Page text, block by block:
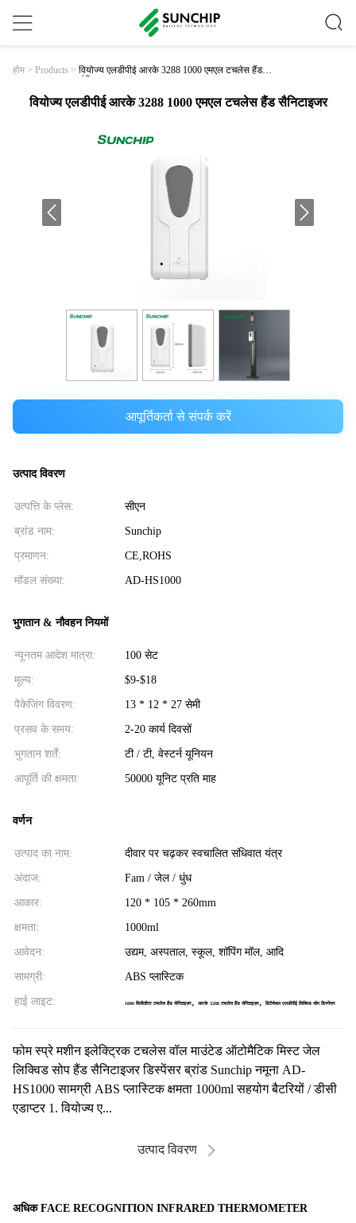
होम > Products > वियोज्य एलडीपीई आरके 3288 1000 एमएल टचलेस हैंड
सैनिटाइजर
वियोज्य एलडीपीई आरके 3288 1000 एमएल टचलेस हैंड सैनिटाइजर
आपूर्तिकर्ता से संपर्क करें
उत्पाद विवरण
उत्पत्ति के प्लेस: सीएन
ब्रांड नाम: Sunchip
प्रमाणन: CE,ROHS
मॉडल संख्या: AD-HS1000
भुगतान & नौवहन नियमों
न्यूनतम आदेश मात्रा: 100 सेट
मूल्य: $9-$18
पैकेजिंग विवरण: 13 * 12 * 27 सेमी
प्रसव के समय: 2-20 कार्य दिवसों
भुगतान शर्तें: टी / टी, वेस्टर्न यूनियन
आपूर्ति की क्षमता: 50000 यूनिट प्रति माह
वर्णन
उत्पाद का नाम: दीवार पर चढ़कर स्वचालित संधिवात यंत्र
अंदाज: Fam / जेल / धुंध
आकार: 120 * 105 * 260mm
क्षमता: 1000ml
आवेदन: उद्यम, अस्पताल, स्कूल, शॉपिंग मॉल, आदि
सामग्री: ABS प्लास्टिक
हाई लाइट: 1000 मिलीलीटर टचलेस हैंड सेनिटाइज़र, आरके 3288 टचलेस हैंड सेनिटाइज़र, डिटैचेबल एलडीपीई लिक्विड सोप डिस्पेंसर
फोम स्प्रे मशीन इलेक्ट्रिक टचलेस वॉल माउंटेड ऑटोमैटिक मिस्ट जेल
लिक्विड सोप हैंड सैनिटाइजर डिस्पेंसर ब्रांड Sunchip नमूना AD-
HS1000 सामग्री ABS प्लास्टिक क्षमता 1000ml सहयोग बैटरियों / डीसी
एडाप्टर 1. वियोज्य ए...
उत्पाद विवरण
अधिक FACE RECOGNITION INFRARED THERMOMETER